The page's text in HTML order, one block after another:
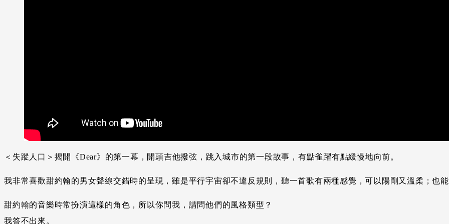
＜失蹤人口＞揭開《Dear》的第一幕，開頭吉他撥弦，跳入城市的第一段故事，有點雀躍有點緩慢地向前。
我非常喜歡甜約翰的男女聲線交錯時的呈現，雖是平行宇宙卻不違反規則，聽一首歌有兩種感覺，可以陽剛又溫柔；也能
甜約翰的音樂時常扮演這樣的角色，所以你問我，請問他們的風格類型？
我答不出來。